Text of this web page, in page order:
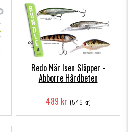
Redo När Isen Släpper -
Abborre Hårdbeten
489 kr (546 kr)